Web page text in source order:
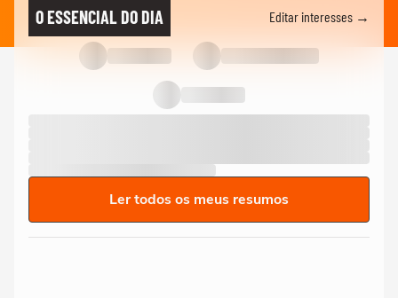
O ESSENCIAL DO DIA Editar interesses →
Ler todos os meus resumos